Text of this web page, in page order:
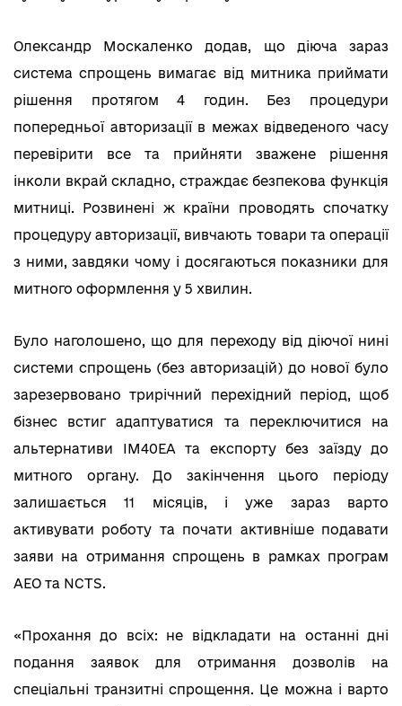
Олександр Москаленко додав, що діюча зараз
система спрощень вимагає від митника приймати
рішення протягом 4 годин. Без процедури
попередньої авторизації в межах відведеного часу
перевірити все та прийняти зважене рішення
інколи вкрай складно, страждає безпекова функція
митниці. Розвинені ж країни проводять спочатку
процедуру авторизації, вивчають товари та операції
з ними, завдяки чому і досягаються показники для
митного оформлення у 5 хвилин.
Було наголошено, що для переходу від діючої нині
системи спрощень (без авторизацій) до нової було
зарезервовано трирічний перехідний період, щоб
бізнес встиг адаптуватися та переключитися на
альтернативи ІМ40ЕА та експорту без заїзду до
митного органу. До закінчення цього періоду
залишається 11 місяців, і уже зараз варто
активувати роботу та почати активніше подавати
заяви на отримання спрощень в рамках програм
АЕО та NCTS.
«Прохання до всіх: не відкладати на останні дні
подання заявок для отримання дозволів на
спеціальні транзитні спрощення. Це можна і варто